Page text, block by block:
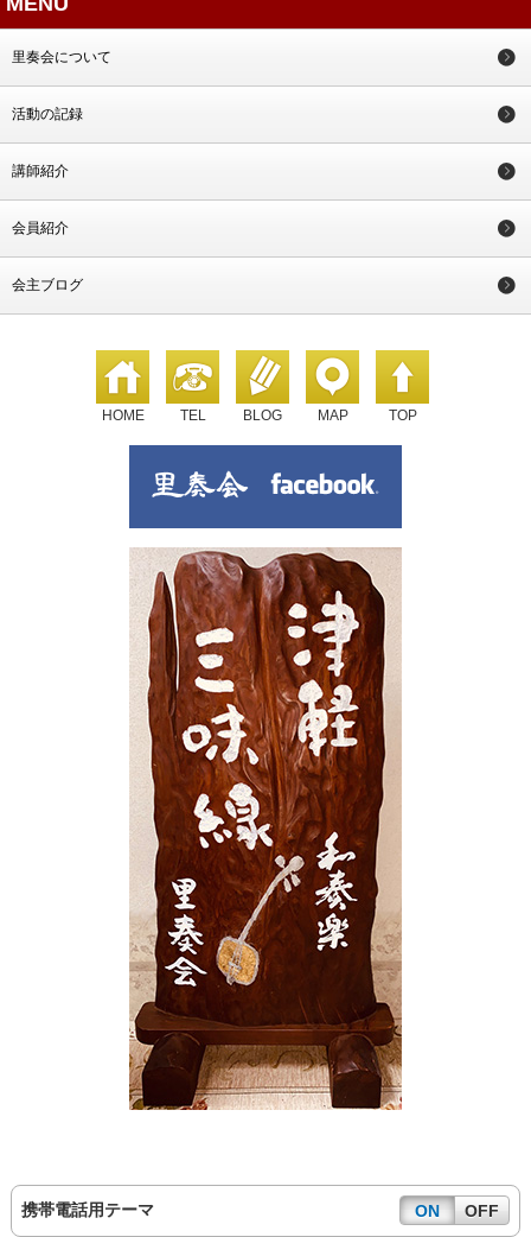
里奏会について
活動の記録
講師紹介
会員紹介
会主ブログ
HOME TEL BLOG MAP TOP
携帯電話用テーマ ON OFF